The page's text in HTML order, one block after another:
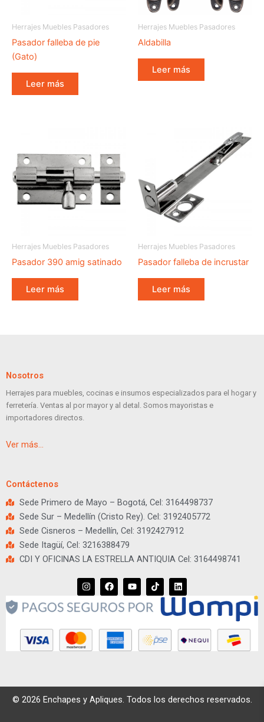
Herrajes Muebles Pasadores
Pasador falleba de pie
(Gato)
Leer más
Herrajes Muebles Pasadores
Aldabilla
Leer más
Herrajes Muebles Pasadores
Pasador 390 amig satinado
Leer más
Herrajes Muebles Pasadores
Pasador falleba de incrustar
Leer más
Nosotros
Herrajes para muebles, cocinas e insumos especializados para el hogar y
ferretería. Ventas al por mayor y al detal. Somos mayoristas e
importadores directos.
Ver más…
Contáctenos
Sede Primero de Mayo – Bogotá, Cel: 3164498737
Sede Sur – Medellín (Cristo Rey). Cel: 3192405772
Sede Cisneros – Medellín, Cel: 3192427912
Sede Itagüí, Cel: 3216388479
CDI Y OFICINAS LA ESTRELLA ANTIQUIA Cel: 3164498741
I
n
s
t
g
r
a
m
F
a
c
e
o
o
k
Y
o
u
t
T
i
k
k
L
i
n
e
d
n
© 2026 Enchapes y Apliques. Todos los derechos reservados.